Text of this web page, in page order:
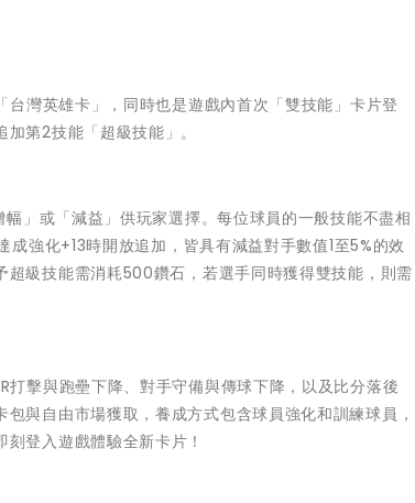
灣英雄卡」，同時也是遊戲內首次「雙技能」卡片登
第2技能「超級技能」。
」或「減益」供玩家選擇。每位球員的一般技能不盡相
強化+13時開放追加，皆具有減益對手數值1至5%的效
級技能需消耗500鑽石，若選手同時獲得雙技能，則需
擊與跑壘下降、對手守備與傳球下降，以及比分落後
與自由市場獲取，養成方式包含球員強化和訓練球員，
登入遊戲體驗全新卡片！